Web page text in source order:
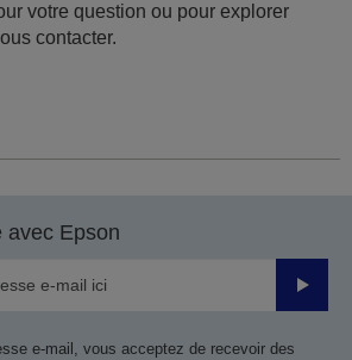
votre question ou pour explorer
contacter.
avec Epson
Valider
e-mail, vous acceptez de recevoir des